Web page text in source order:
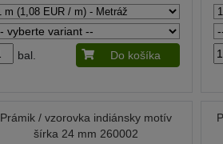
bal. Do košíka
Prámik / vzorovka indiánsky motív
šírka 24 mm 260002